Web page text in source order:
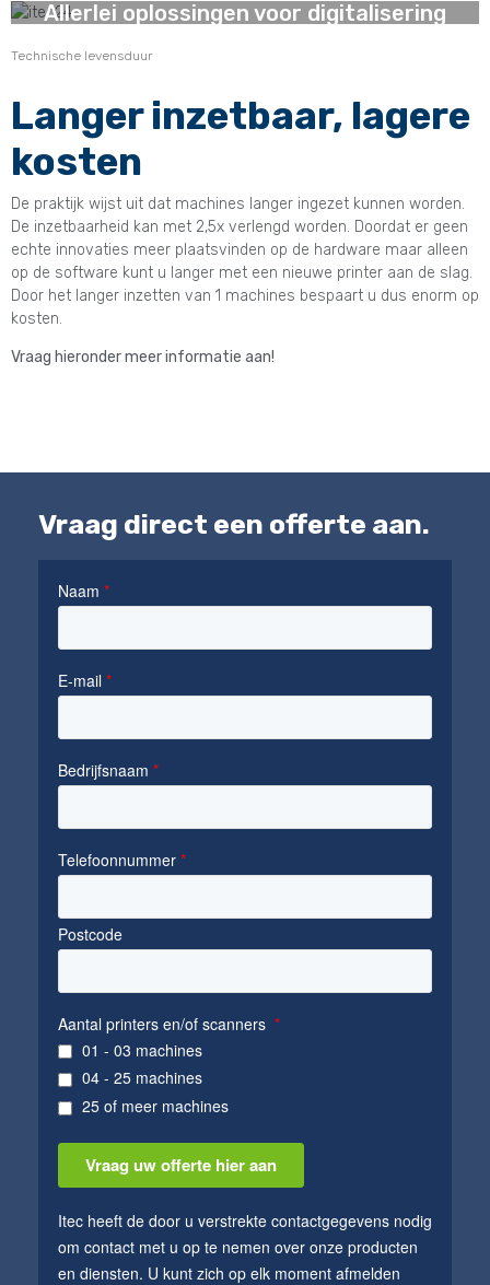
Allerlei oplossingen voor digitalisering
Technische levensduur
Langer inzetbaar, lagere
kosten
De praktijk wijst uit dat machines langer ingezet kunnen worden.
De inzetbaarheid kan met 2,5x verlengd worden. Doordat er geen
echte innovaties meer plaatsvinden op de hardware maar alleen
op de software kunt u langer met een nieuwe printer aan de slag.
Door het langer inzetten van 1 machines bespaart u dus enorm op
kosten.
Vraag hieronder meer informatie aan!
Vraag direct een offerte aan.
Naam
E-mail
Bedrijfsnaam
Telefoonnummer
Postcode
Aantal printers en/of scanners
01 - 03 machines
04 - 25 machines
25 of meer machines
Vraag uw offerte hier aan
Itec heeft de door u verstrekte contactgegevens nodig
om contact met u op te nemen over onze producten
en diensten. U kunt zich op elk moment afmelden